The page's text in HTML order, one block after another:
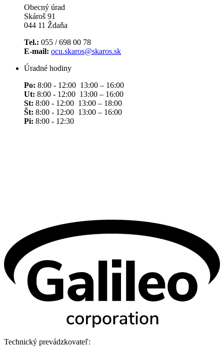
Obecný úrad
Skároš 91
044 11 Ždaňa
Tel.: 055 / 698 00 78
E-mail: ocu.skaros@skaros.sk
Úradné hodiny
Po: 8:00 - 12:00 13:00 – 16:00
Ut: 8:00 - 12:00 13:00 – 16:00
St: 8:00 - 12:00 13:00 – 18:00
Št: 8:00 - 12:00 13:00 – 16:00
Pi: 8:00 - 12:30
Technický prevádzkovateľ: